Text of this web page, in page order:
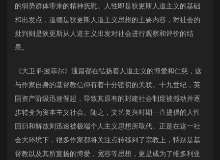
的弱势群体带来的精神抚慰。人性即是狄更斯人道主义的基础
和出发点，道德是狄更斯人道主义思想的主要内容，对社会的
批判则是狄更斯从人道主义出发对社会进行观察和评价的结
果。
《大卫·科波菲尔》通篇都在弘扬着人道主义的博爱和仁慈，这
与作家自身的基督教信仰有着十分密切的关联。十九世纪，英
国资产阶级迅速倔起，导致其原有的封建社会制度被撼动并逐
步转变为资本主义社会。随之，文艺复兴时期一直提倡的人性
回归和解放则迅速被极端个人主义思想所取代。正是在这一社
会大环境下，很多作家都将关注点转移到了宗教上，特别是基
督教以及其所宣扬的博爱，宽容等思想，更是成为了维多利亚